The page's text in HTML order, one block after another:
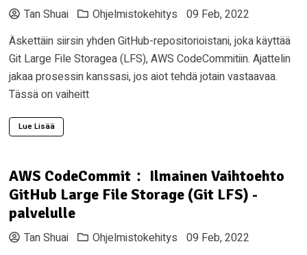
Tan Shuai Ohjelmistokehitys 09 Feb, 2022
Äskettäin siirsin yhden GitHub-repositorioistani, joka käyttää
Git Large File Storagea (LFS), AWS CodeCommitiin. Ajattelin
jakaa prosessin kanssasi, jos aiot tehdä jotain vastaavaa.
Tässä on vaiheitt
Lue Lisää
AWS CodeCommit： Ilmainen Vaihtoehto
GitHub Large File Storage (Git LFS) -
palvelulle
Tan Shuai Ohjelmistokehitys 09 Feb, 2022